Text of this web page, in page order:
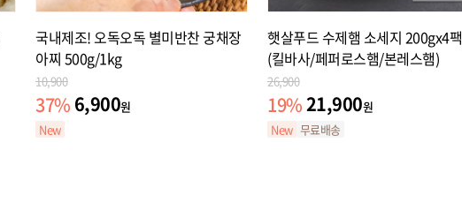
국내제조! 오독오독 별미반찬 궁채장
아찌 500g/1kg
10,900
37% 6,900원
New
햇살푸드 수제햄 소세지 200gx4팩
(킬바사/페퍼로스햄/본레스햄)
26,900
19%21,900원
New 무료배송